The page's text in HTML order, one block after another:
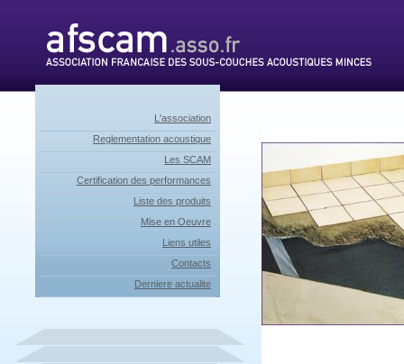
L'association
Reglementation acoustique
Les SCAM
Certification des performances
Liste des produits
Mise en Oeuvre
Liens utiles
Contacts
Derniere actualite